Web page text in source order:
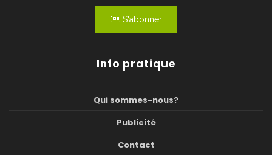
S'abonner
Info pratique
Qui sommes-nous?
Publicité
Contact